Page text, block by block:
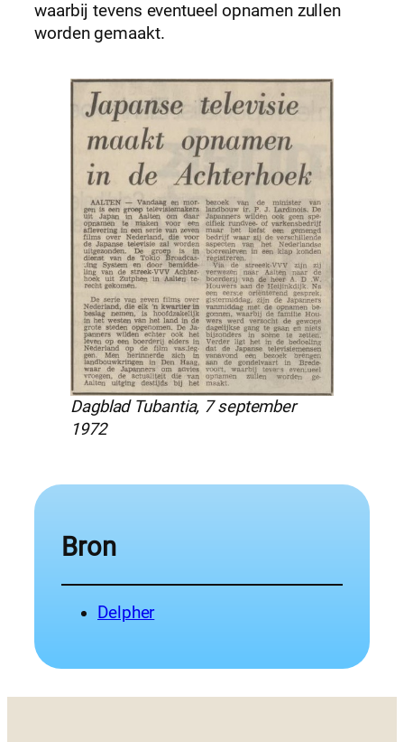
waarbij tevens eventueel opnamen zullen
worden gemaakt.
Dagblad Tubantia, 7 september
1972
Bron
Delpher